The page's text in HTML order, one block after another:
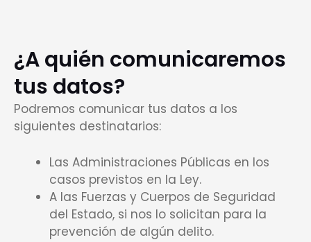
¿A quién comunicaremos
tus datos?
Podremos comunicar tus datos a los
siguientes destinatarios:
Las Administraciones Públicas en los
casos previstos en la Ley.
A las Fuerzas y Cuerpos de Seguridad
del Estado, si nos lo solicitan para la
prevención de algún delito.